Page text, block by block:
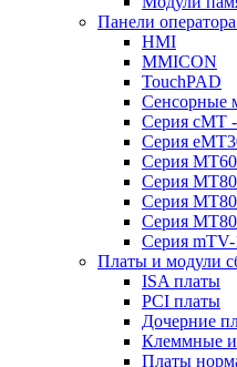
Панели
HMI
MMICON
TouchPAD
Сенсорные
Серия cMT
Серия
Серия
Серия
Серия
Серия
Серия mTV-
Платы и модули
ISA платы
PCI платы
Дочерние
Клеммные и
Платы